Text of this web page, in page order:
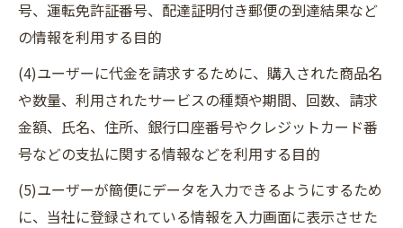
号、運転免許証番号、配達証明付き郵便の到達結果など
の情報を利用する目的
(4)ユーザーに代金を請求するために、購入された商品名
や数量、利用されたサービスの種類や期間、回数、請求
金額、氏名、住所、銀行口座番号やクレジットカード番
号などの支払に関する情報などを利用する目的
(5)ユーザーが簡便にデータを入力できるようにするため
に、当社に登録されている情報を入力画面に表示させた